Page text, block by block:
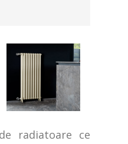
radiatoare ce